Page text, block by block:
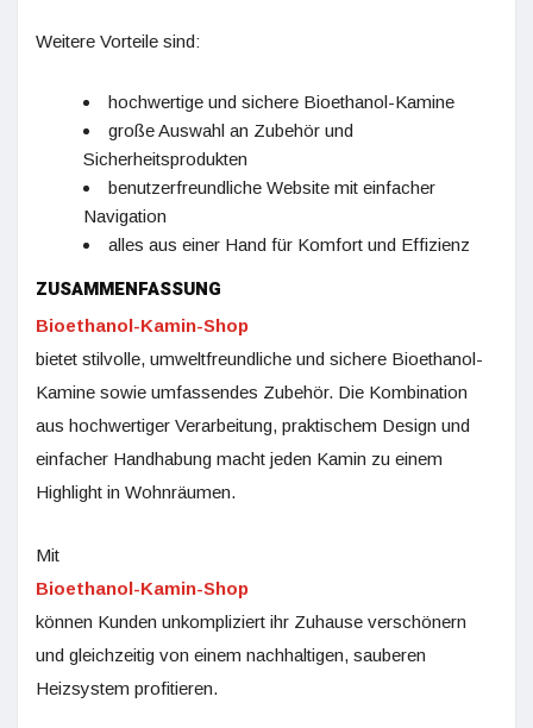
Weitere Vorteile sind:
hochwertige und sichere Bioethanol-Kamine
große Auswahl an Zubehör und
Sicherheitsprodukten
benutzerfreundliche Website mit einfacher
Navigation
alles aus einer Hand für Komfort und Effizienz
ZUSAMMENFASSUNG
Bioethanol-Kamin-Shop
bietet stilvolle, umweltfreundliche und sichere Bioethanol-
Kamine sowie umfassendes Zubehör. Die Kombination
aus hochwertiger Verarbeitung, praktischem Design und
einfacher Handhabung macht jeden Kamin zu einem
Highlight in Wohnräumen.
Mit
Bioethanol-Kamin-Shop
können Kunden unkompliziert ihr Zuhause verschönern
und gleichzeitig von einem nachhaltigen, sauberen
Heizsystem profitieren.